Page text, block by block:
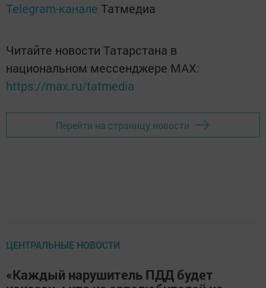
Telegram-канале Татмедиа
Читайте новости Татарстана в
национальном мессенджере MАХ:
https://max.ru/tatmedia
Перейти на страницу новости
ЦЕНТРАЛЬНЫЕ НОВОСТИ
«Каждый нарушитель ПДД будет